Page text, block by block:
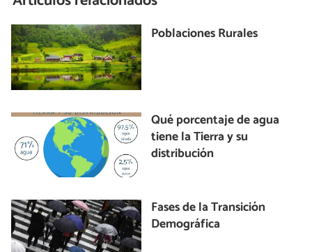
Poblaciones Rurales
Qué porcentaje de agua
tiene la Tierra y su
distribución
Fases de la Transición
Demográfica